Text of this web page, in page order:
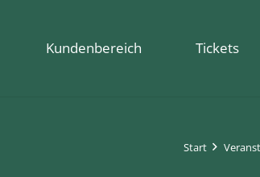
Kundenbereich Tickets
Start